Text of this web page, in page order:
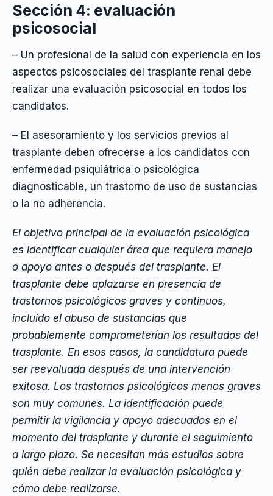
Sección 4: evaluación
psicosocial
– Un profesional de la salud con experiencia en los
aspectos psicosociales del trasplante renal debe
realizar una evaluación psicosocial en todos los
candidatos.
– El asesoramiento y los servicios previos al
trasplante deben ofrecerse a los candidatos con
enfermedad psiquiátrica o psicológica
diagnosticable, un trastorno de uso de sustancias
o la no adherencia.
El objetivo principal de la evaluación psicológica
es identificar cualquier área que requiera manejo
o apoyo antes o después del trasplante. El
trasplante debe aplazarse en presencia de
trastornos psicológicos graves y continuos,
incluido el abuso de sustancias que
probablemente comprometerían los resultados del
trasplante. En esos casos, la candidatura puede
ser reevaluada después de una intervención
exitosa. Los trastornos psicológicos menos graves
son muy comunes. La identificación puede
permitir la vigilancia y apoyo adecuados en el
momento del trasplante y durante el seguimiento
a largo plazo. Se necesitan más estudios sobre
quién debe realizar la evaluación psicológica y
cómo debe realizarse.